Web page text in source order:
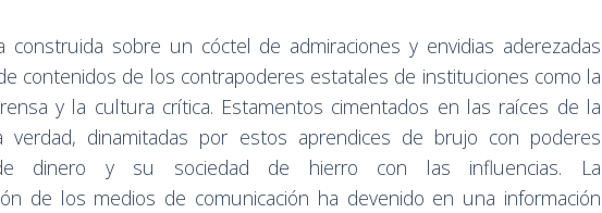
construida sobre un cóctel de admiraciones y envidias aderezadas
contenidos de los contrapoderes estatales de instituciones como la
y la cultura crítica. Estamentos cimentados en las raíces de la
verdad, dinamitadas por estos aprendices de brujo con poderes
dinero y su sociedad de hierro con las influencias. La
de los medios de comunicación ha devenido en una información